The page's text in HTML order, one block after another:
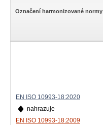
Označení harmonizované normy
EN ISO 10993-18:2020
nahrazuje
EN ISO 10993-18:2009